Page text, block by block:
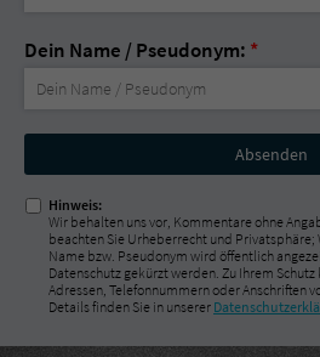
Dein Name / Pseudonym: *
Nicht
ausfüllen!
Hinweis:
Wir behalten uns vor, Kommentare ohne
beachten Sie Urheberrecht und
Name bzw. Pseudonym wird öffentlich
Datenschutz gekürzt werden. Zu Ihrem
Adressen, Telefonnummern oder Anschriften
Details finden Sie in unserer